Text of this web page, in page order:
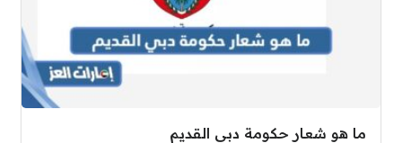
ما هو شعار حكومة دبي القديم